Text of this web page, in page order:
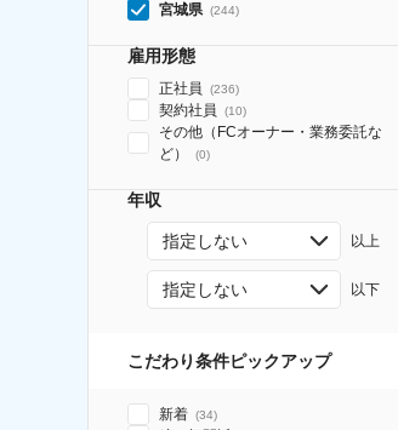
宮城県 (244)
雇用形態
正社員 (236)
契約社員 (10)
その他（FCオーナー・業務委託な
ど）
(0)
年収
指定しない 以上
指定しない 以下
こだわり条件ピックアップ
新着 (34)